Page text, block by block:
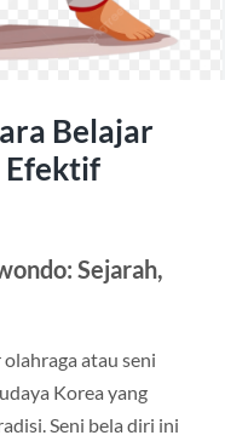
Belajar
Efektif
Sejarah,
atau seni
Korea yang
Seni bela diri ini